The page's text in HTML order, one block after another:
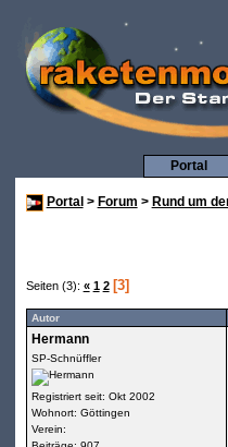
Portal
Portal > Forum > Rund um
Seiten (3): « 1 2 [3]
Autor
Hermann
SP-Schnüffler
Registriert seit: Okt 2002
Wohnort: Göttingen
Verein: